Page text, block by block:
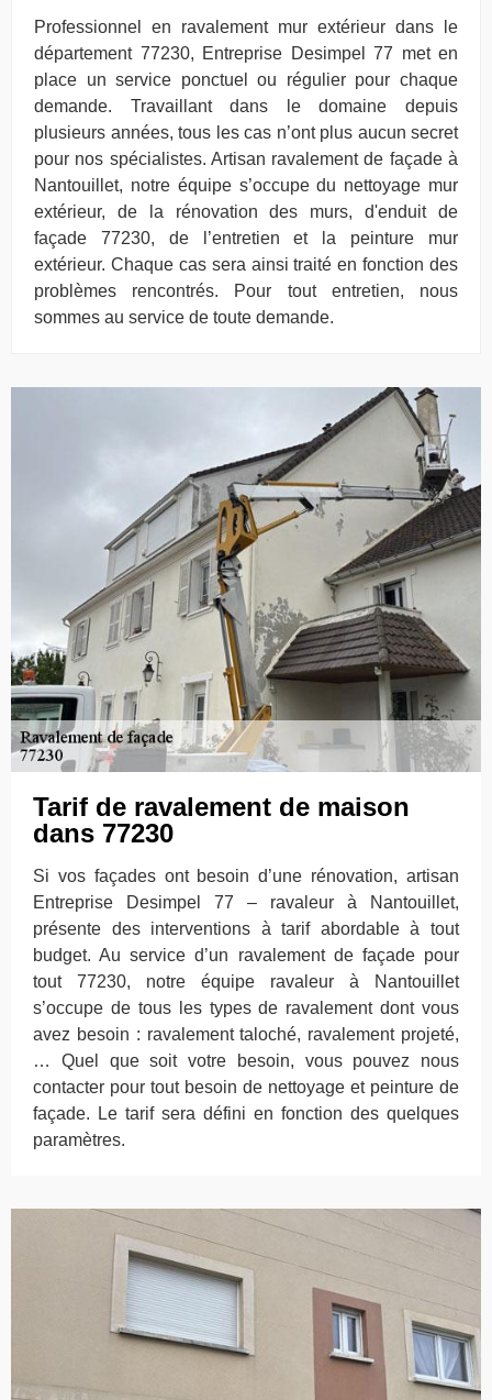
Professionnel en ravalement mur extérieur dans le
département 77230, Entreprise Desimpel 77 met en
place un service ponctuel ou régulier pour chaque
demande. Travaillant dans le domaine depuis
plusieurs années, tous les cas n’ont plus aucun secret
pour nos spécialistes. Artisan ravalement de façade à
Nantouillet, notre équipe s’occupe du nettoyage mur
extérieur, de la rénovation des murs, d'enduit de
façade 77230, de l’entretien et la peinture mur
extérieur. Chaque cas sera ainsi traité en fonction des
problèmes rencontrés. Pour tout entretien, nous
sommes au service de toute demande.
Tarif de ravalement de maison
dans 77230
Si vos façades ont besoin d’une rénovation, artisan
Entreprise Desimpel 77 – ravaleur à Nantouillet,
présente des interventions à tarif abordable à tout
budget. Au service d’un ravalement de façade pour
tout 77230, notre équipe ravaleur à Nantouillet
s’occupe de tous les types de ravalement dont vous
avez besoin : ravalement taloché, ravalement projeté,
… Quel que soit votre besoin, vous pouvez nous
contacter pour tout besoin de nettoyage et peinture de
façade. Le tarif sera défini en fonction des quelques
paramètres.